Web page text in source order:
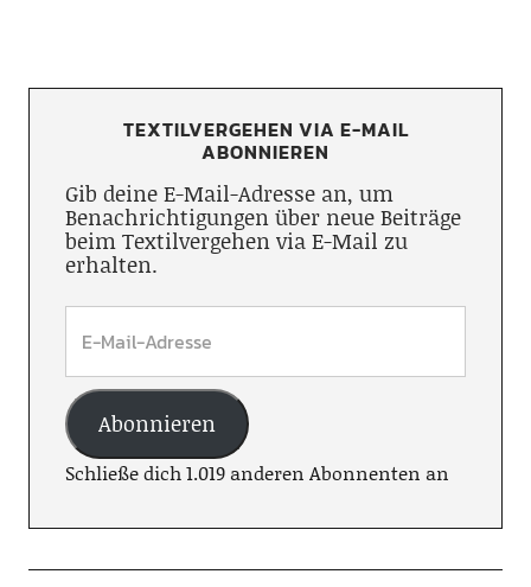
TEXTILVERGEHEN VIA E-MAIL
ABONNIEREN
Gib deine E-Mail-Adresse an, um
Benachrichtigungen über neue Beiträge
beim Textilvergehen via E-Mail zu
erhalten.
Abonnieren
Schließe dich 1.019 anderen Abonnenten an